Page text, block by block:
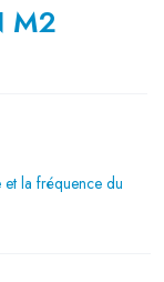
M2
la fréquence du